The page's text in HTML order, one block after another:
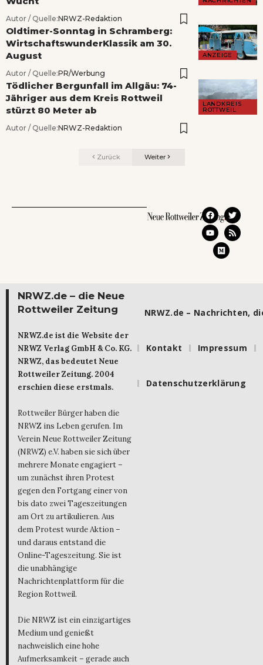
Autor / Quelle:NRWZ-Redaktion
ANZEIGE
Oldtimer-Sonntag in Schramberg:
WirtschaftswunderKlassik am 30.
August
Autor / Quelle:PR/Werbung
LANDKREIS
ROTTWEIL
Tödlicher Bergunfall im Allgäu: 74-
Jähriger aus dem Kreis Rottweil
stürzt 80 Meter ab
Autor / Quelle:NRWZ-Redaktion
Zurück Weiter
NRWZ.de – die Neue
Rottweiler Zeitung
NRWZ.de ist die Website der
NRWZ Verlag GmbH & Co. KG.
NRWZ, das bedeutet Neue
Rottweiler Zeitung. 2004
erschien diese erstmals.
Rottweiler Bürger haben die
NRWZ ins Leben gerufen. Im
Verein Neue Rottweiler Zeitung
(NRWZ) e.V. haben sie sich über
mehrere Monate engagiert –
um zunächst ihren Protest
gegen den Fortgang einer von
bis dato zwei Tageszeitungen
am Ort zu artikulieren. Aus
dem Protest wurde Aktion –
und daraus entstand die
Online-Tageszeitung. Sie ist
die unabhängige
Nachrichtenplattform für die
Region Rottweil.
Die NRWZ ist ein einzigartiges
Medium und genießt
nachweislich eine hohe
Aufmerksamkeit – gerade auch
NRWZ.de – Nachrichten,
Kontakt Impressum
Datenschutzerklärung